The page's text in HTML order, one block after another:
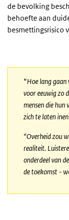
de bevolking
behoefte aan
besmettingsrisico
“Hoe lang gaan
voor eeuwig zo
mensen die hun
zich te laten
“Overheid zou
realiteit.
onderdeel van
de toekomst -